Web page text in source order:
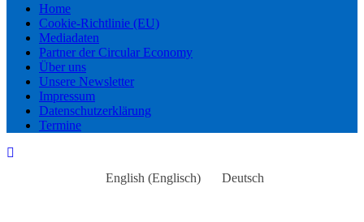
Home
Cookie-Richtlinie (EU)
Mediadaten
Partner der Circular Economy
Über uns
Unsere Newsletter
Impressum
Datenschutzerklärung
Termine
English (Englisch) Deutsch